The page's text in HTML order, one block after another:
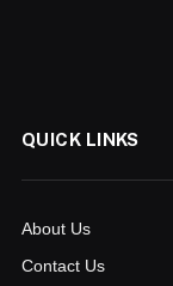
QUICK LINKS
About Us
Contact Us